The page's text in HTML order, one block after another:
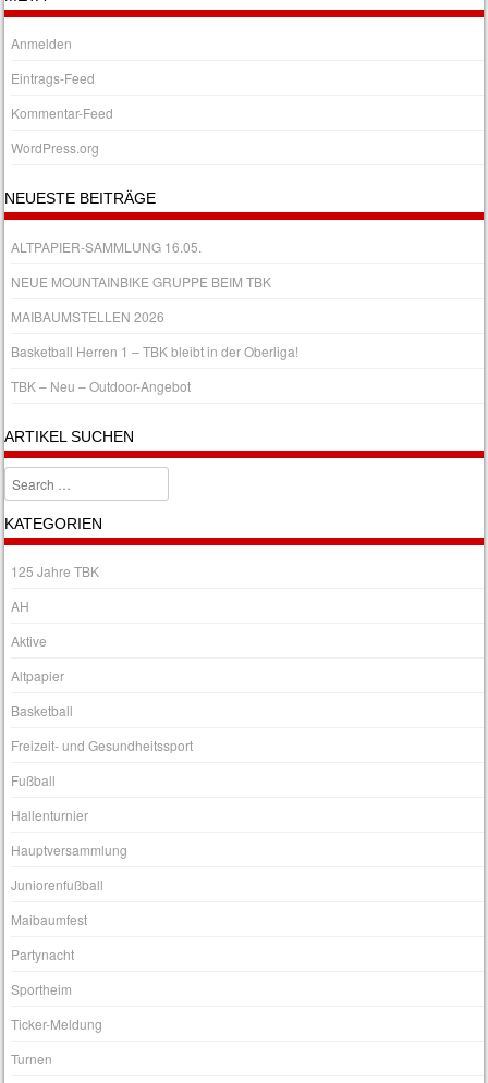
Anmelden
Eintrags-Feed
Kommentar-Feed
WordPress.org
NEUESTE BEITRÄGE
ALTPAPIER-SAMMLUNG 16.05.
NEUE MOUNTAINBIKE GRUPPE BEIM TBK
MAIBAUMSTELLEN 2026
Basketball Herren 1 – TBK bleibt in der Oberliga!
TBK – Neu – Outdoor-Angebot
ARTIKEL SUCHEN
Search
KATEGORIEN
125 Jahre TBK
AH
Aktive
Altpapier
Basketball
Freizeit- und Gesundheitssport
Fußball
Hallenturnier
Hauptversammlung
Juniorenfußball
Maibaumfest
Partynacht
Sportheim
Ticker-Meldung
Turnen